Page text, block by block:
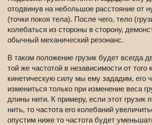
отодвинув на небольшое расстояние от
(точки покоя тела). После чего, тело
колебаться из стороны в сторону,
обычный механический резонанс.
В таком положение грузик будет всегда
той же частотой в независимости от того
кинетическую силу мы ему зададим, его
измениться только при изменение веса
длины нити. К примеру, если этот грузик
нить, то частота его колебаний
опустим ниже то частота будет